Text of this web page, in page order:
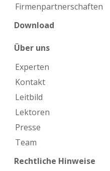
Firmen­partnerschaften
Download
Über uns
Experten
Kontakt
Leitbild
Lektoren
Presse
Team
Rechtliche Hinweise